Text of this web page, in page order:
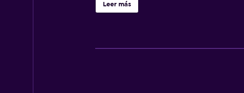
km del alojamiento, y Monasterio de
Leer más